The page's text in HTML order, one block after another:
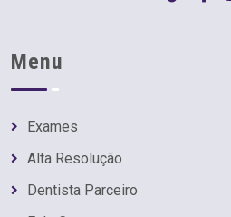
Menu
Exames
Alta Resolução
Dentista Parceiro